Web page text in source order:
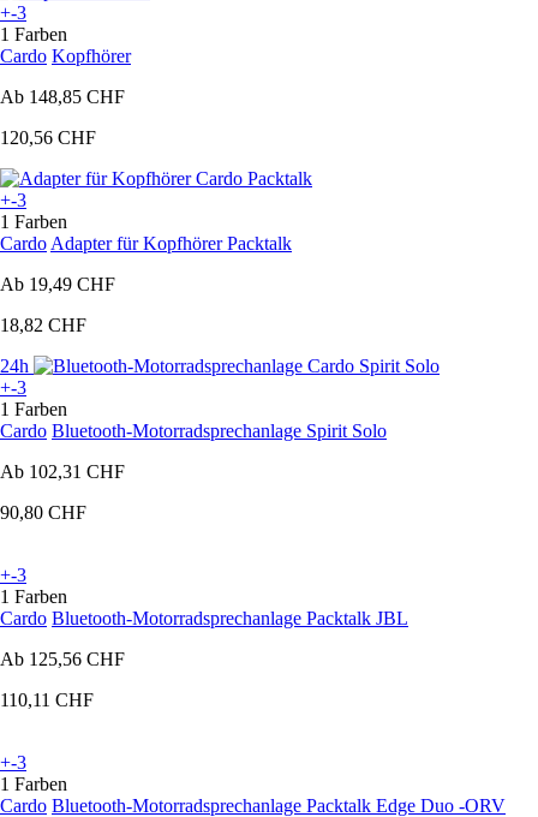
+-3
1 Farben
Cardo Kopfhörer
Ab 148,85 CHF
120,56 CHF
+-3
1 Farben
Cardo Adapter für Kopfhörer Packtalk
Ab 19,49 CHF
18,82 CHF
24h
+-3
1 Farben
Cardo Bluetooth-Motorradsprechanlage Spirit Solo
Ab 102,31 CHF
90,80 CHF
+-3
1 Farben
Cardo Bluetooth-Motorradsprechanlage Packtalk JBL
Ab 125,56 CHF
110,11 CHF
+-3
1 Farben
Cardo Bluetooth-Motorradsprechanlage Packtalk Edge Duo -ORV